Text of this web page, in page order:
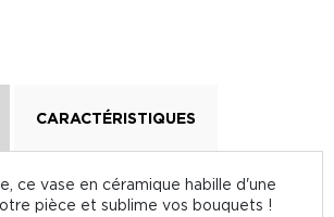
CARACTÉRISTIQUES
ce vase en céramique habille d'une
pièce et sublime vos bouquets !